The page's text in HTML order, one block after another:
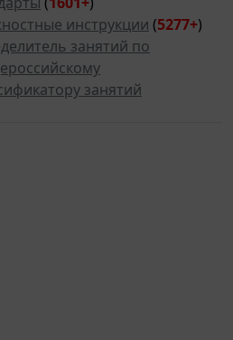
инструкции (5277+)
занятий по
занятий